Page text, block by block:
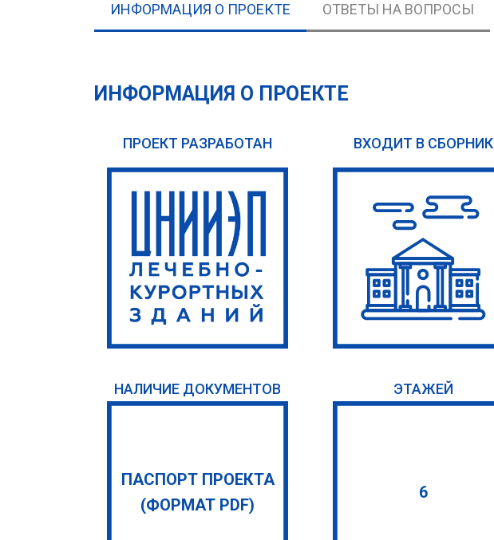
ИНФОРМАЦИЯ О ПРОЕКТЕ ОТВЕТЫ НА ВОПРОСЫ
ИНФОРМАЦИЯ О ПРОЕКТЕ
ПРОЕКТ РАЗРАБОТАН ВХОДИТ В СБОРНИК
НАЛИЧИЕ ДОКУМЕНТОВ
ПАСПОРТ ПРОЕКТА
(ФОРМАТ PDF)
ЭТАЖЕЙ
6